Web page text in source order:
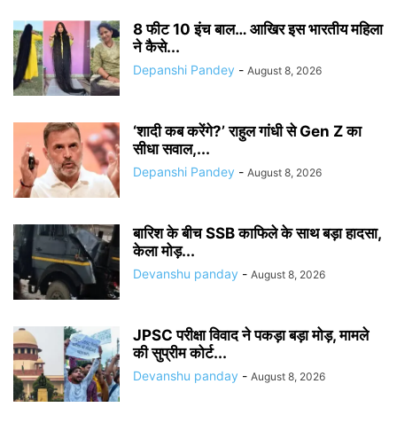
8 फीट 10 इंच बाल… आखिर इस भारतीय महिला
ने कैसे...
Depanshi Pandey - August 8, 2026
‘शादी कब करेंगे?’ राहुल गांधी से Gen Z का
सीधा सवाल,...
Depanshi Pandey - August 8, 2026
बारिश के बीच SSB काफिले के साथ बड़ा हादसा,
केला मोड़...
Devanshu panday - August 8, 2026
JPSC परीक्षा विवाद ने पकड़ा बड़ा मोड़, मामले
की सुप्रीम कोर्ट...
Devanshu panday - August 8, 2026